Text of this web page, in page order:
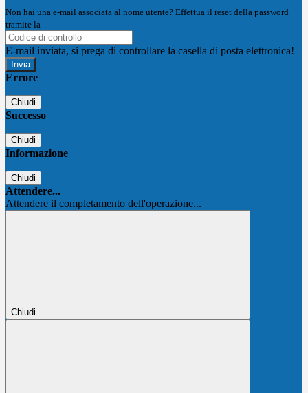
Non hai una e-mail associata al nome utente? Effettua il reset della password
tramite la
E-mail inviata, si prega di controllare la casella di posta elettronica!
Errore
Chiudi
Successo
Chiudi
Informazione
Chiudi
Attendere...
Attendere il completamento dell'operazione...
Chiudi